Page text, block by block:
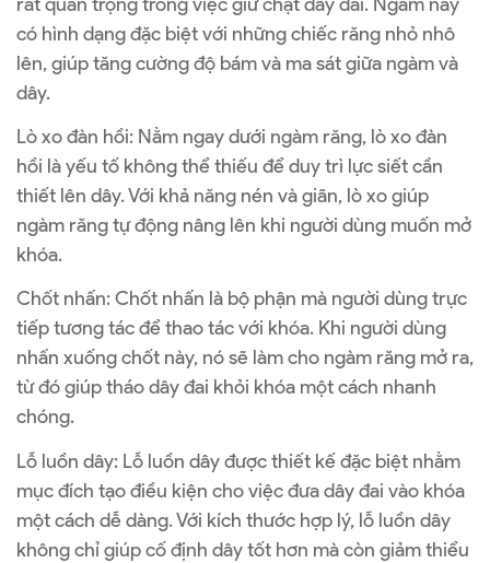
có hình dạng đặc biệt với những chiếc răng nhỏ nhô
lên, giúp tăng cường độ bám và ma sát giữa ngàm và
dây.
Lò xo đàn hồi: Nằm ngay dưới ngàm răng, lò xo đàn
hồi là yếu tố không thể thiếu để duy trì lực siết cần
thiết lên dây. Với khả năng nén và giãn, lò xo giúp
ngàm răng tự động nâng lên khi người dùng muốn mở
khóa.
Chốt nhấn: Chốt nhấn là bộ phận mà người dùng trực
tiếp tương tác để thao tác với khóa. Khi người dùng
nhấn xuống chốt này, nó sẽ làm cho ngàm răng mở ra,
từ đó giúp tháo dây đai khỏi khóa một cách nhanh
chóng.
Lỗ luồn dây: Lỗ luồn dây được thiết kế đặc biệt nhằm
mục đích tạo điều kiện cho việc đưa dây đai vào khóa
một cách dễ dàng. Với kích thước hợp lý, lỗ luồn dây
không chỉ giúp cố định dây tốt hơn mà còn giảm thiểu